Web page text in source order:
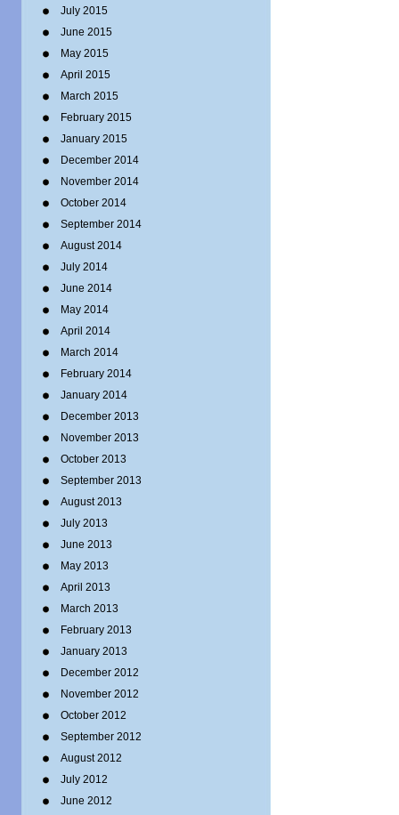
July 2015
June 2015
May 2015
April 2015
March 2015
February 2015
January 2015
December 2014
November 2014
October 2014
September 2014
August 2014
July 2014
June 2014
May 2014
April 2014
March 2014
February 2014
January 2014
December 2013
November 2013
October 2013
September 2013
August 2013
July 2013
June 2013
May 2013
April 2013
March 2013
February 2013
January 2013
December 2012
November 2012
October 2012
September 2012
August 2012
July 2012
June 2012